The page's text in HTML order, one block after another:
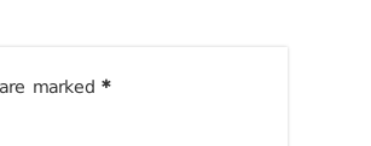
marked *